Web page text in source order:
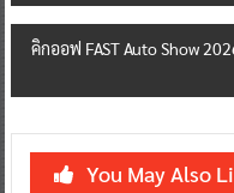
คิกออฟ FAST Auto Show
You May Also